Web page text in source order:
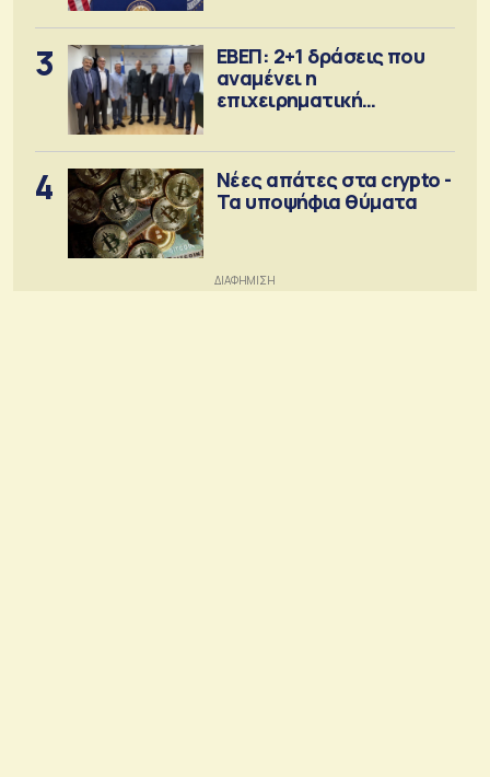
3
ΕΒΕΠ: 2+1 δράσεις που
αναμένει η
επιχειρηματική
4
Νέες απάτες στα crypto -
Τα υποψήφια θύματα